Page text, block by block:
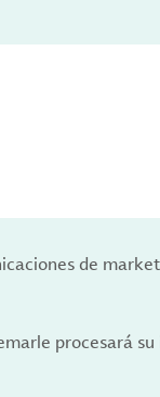
de
procesará